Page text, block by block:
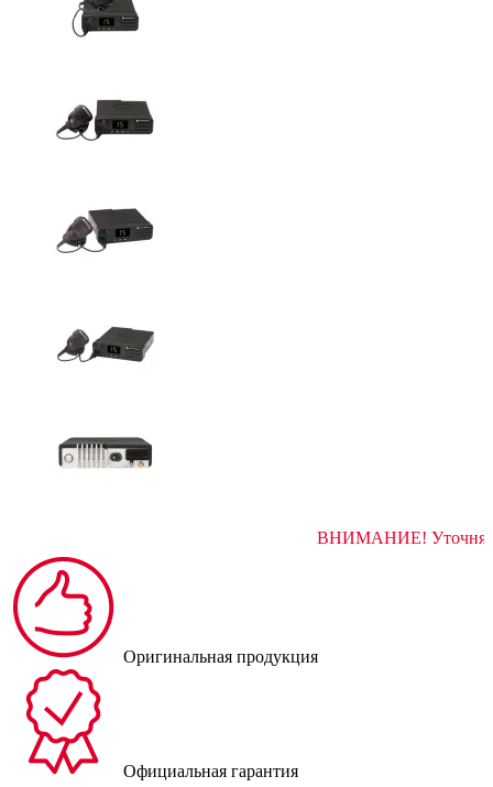
ВНИМАНИЕ!
Оригинальная продукция
Официальная гарантия